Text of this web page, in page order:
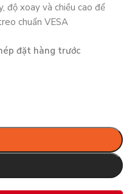
độ xoay và chiều cao để
chuẩn VESA
đặt hàng trước